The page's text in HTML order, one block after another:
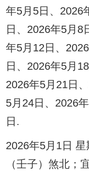
年5月5日、2026
日、2026年5月8
年5月12日、
日、2026年5月
2026年5月21日
5月24日、2026
日.
2026年5月1日
（壬子）煞北；